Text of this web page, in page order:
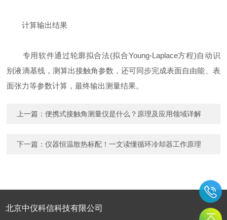
‌计算输出结果‌
专用软件通过轮廓拟合法(拟合Young-Laplace方程)自动识
别液滴基线，测算出接触角参数，还可同步完成表面自由能、表
面张力等参数计算，最终输出测量结果。
上一篇：便携式接触角测量仪是什么？原理及应用领域详解
下一篇：仪器恒温散热标配！一文读懂循环冷却器工作原理
北京中仪科信科技有限公司